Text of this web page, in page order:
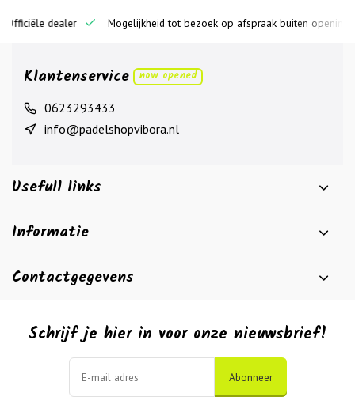
dealer Mogelijkheid tot bezoek op afspraak buiten openingstijden
Klantenservice
now opened
0623293433
info@padelshopvibora.nl
Usefull links
Informatie
Contactgegevens
Schrijf je hier in voor onze nieuwsbrief!
Abonneer